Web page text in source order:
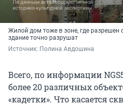
Жилой дом тоже в зоне, где разрешен
здание точно разрушат
Источник: Полина Авдошина
Всего, по информации
более 20 различных
«кадетки». Что касается